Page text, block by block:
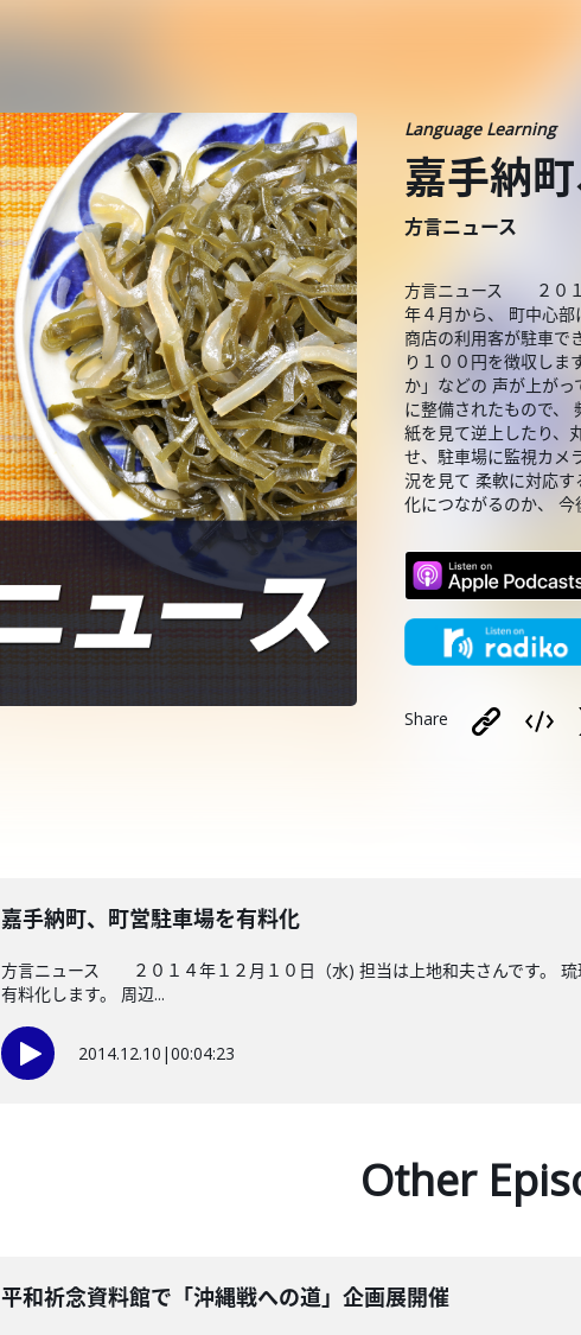
Language Learning
嘉手納
方言ニュース
方言ニュース ２０１
年４月から、 町中心部
商店の利用客が駐車で
り１００円を徴収しま
か」などの 声が上が
に整備されたもので、
紙を見て逆上したり、
せ、駐車場に監視カメ
況を見て 柔軟に対応
化につながるのか、
Share
嘉手納町、町営駐車場を有料化
方言ニュース ２０１４年１２月１０日（水) 担当は上地和夫さんです。 琉
有料化します。 周辺...
2014.12.10 |00:04:23
Other
平和祈念資料館で「沖縄戦への道」企画展開催